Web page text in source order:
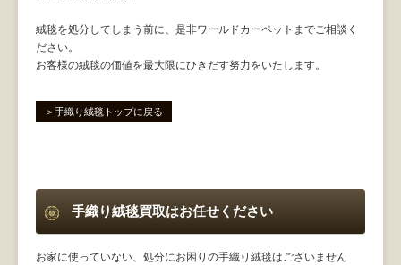
絨毯を処分してしまう前に、是非ワールドカーペットまでご相談く
ださい。
お客様の絨毯の価値を最大限にひきだす努力をいたします。
＞手織り絨毯トップに戻る
手織り絨毯買取はお任せください
お家に使っていない、処分にお困りの手織り絨毯はございません